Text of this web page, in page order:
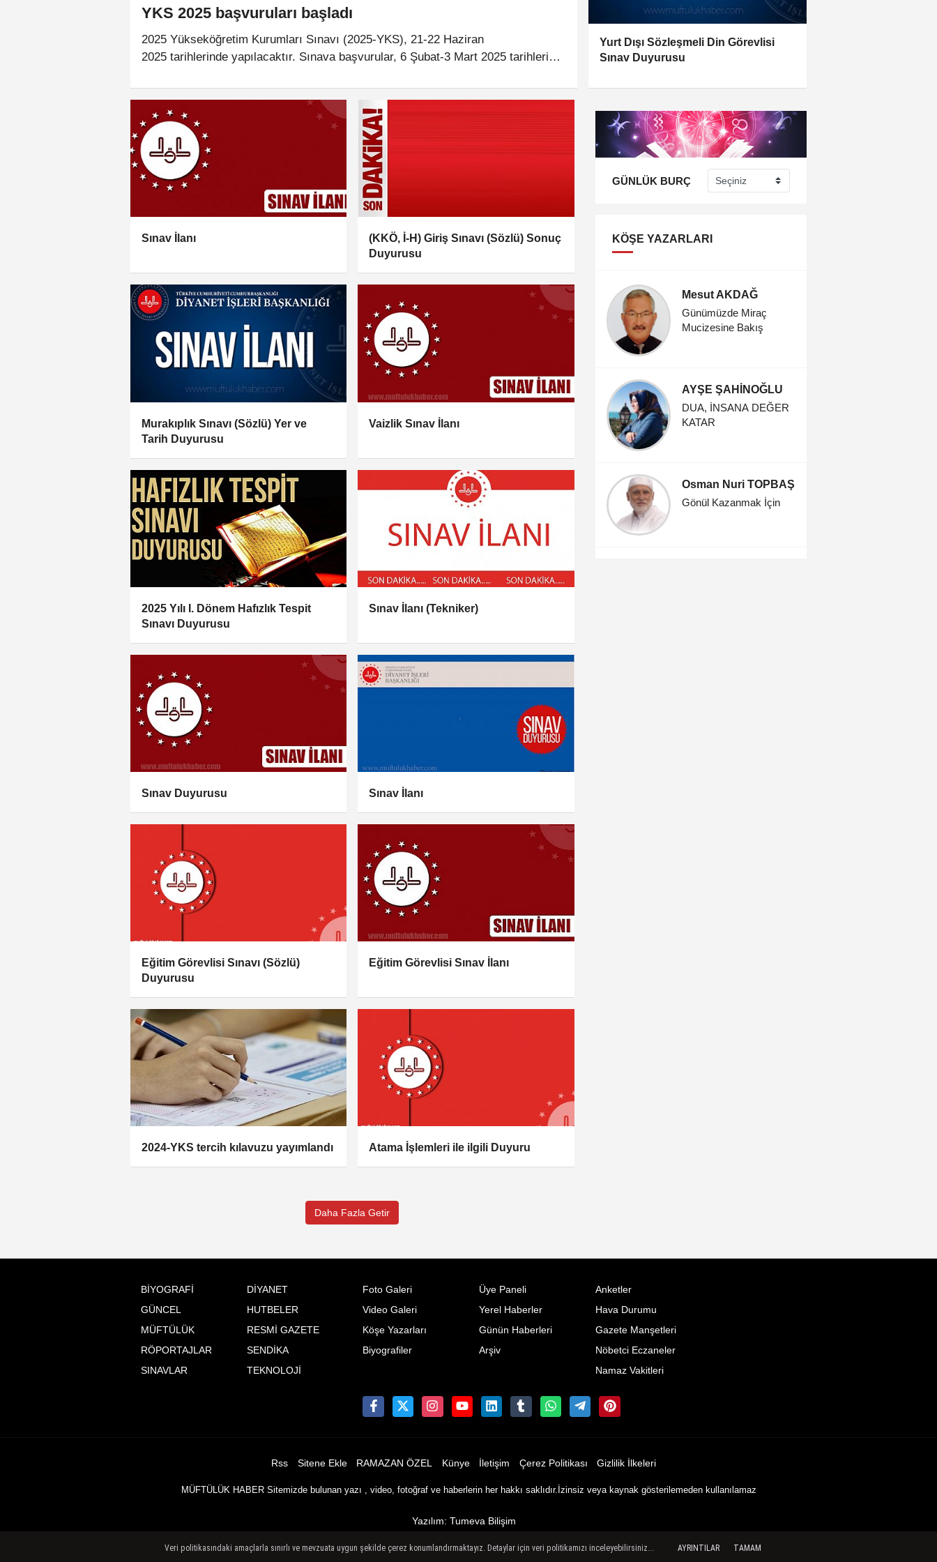
YKS 2025 başvuruları başladı
2025 Yükseköğretim Kurumları Sınavı (2025-YKS), 21-22 Haziran
2025 tarihlerinde yapılacaktır. Sınava başvurular, 6 Şubat-3 Mart 2025 tarihleri
Yurt Dışı Sözleşmeli Din Görevlisi
Sınav Duyurusu
Sınav İlanı
(KKÖ, İ-H) Giriş Sınavı (Sözlü) Sonuç
Duyurusu
Murakıplık Sınavı (Sözlü) Yer ve
Tarih Duyurusu
Vaizlik Sınav İlanı
2025 Yılı I. Dönem Hafızlık Tespit
Sınavı Duyurusu
Sınav İlanı (Tekniker)
Sınav Duyurusu Sınav İlanı
Eğitim Görevlisi Sınavı (Sözlü)
Duyurusu
Eğitim Görevlisi Sınav İlanı
2024-YKS tercih kılavuzu yayımlandı Atama İşlemleri ile ilgili Duyuru
Daha Fazla Getir
GÜNLÜK BURÇ
KÖŞE YAZARLARI
İsmail Bülent
Hasan AYIK
Duygusal Bir Yazı
Mesut AKDAĞ
Günümüzde Miraç
Mucizesine Bakış
AYŞE ŞAHİNOĞLU
DUA, İNSANA DEĞER
KATAR
Osman Nuri TOPBAŞ
Gönül Kazanmak İçin
BİYOGRAFİ
DİYANET
GÜNCEL
HUTBELER
MÜFTÜLÜK
RESMİ GAZETE
RÖPORTAJLAR
SENDİKA
SINAVLAR
TEKNOLOJİ
Foto Galeri
Video Galeri
Köşe Yazarları
Biyografiler
Üye Paneli
Yerel Haberler
Günün Haberleri
Arşiv
Anketler
Hava Durumu
Gazete Manşetleri
Nöbetci Eczaneler
Namaz Vakitleri
Rss Sitene Ekle RAMAZAN ÖZEL Künye İletişim Çerez Politikası Gizlilik İlkeleri
MÜFTÜLÜK HABER Sitemizde bulunan yazı , video, fotoğraf ve haberlerin her hakkı saklıdır.İzinsiz veya kaynak gösterilemeden kullanılamaz
Yazılım: Tumeva Bilişim
Veri politikasındaki amaçlarla sınırlı ve mevzuata uygun şekilde çerez konumlandırmaktayız. Detaylar için veri politikamızı inceleyebilirsiniz... AYRINTILAR TAMAM